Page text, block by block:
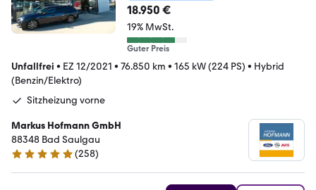
18.950 €
19% MwSt.
Guter Preis
Unfallfrei • EZ 12/2021 • 76.850 km • 165 kW (224 PS) • Hybrid
(Benzin/Elektro)
Sitzheizung vorne
Markus Hofmann GmbH
88348 Bad Saulgau
4.8 Sterne
(258)